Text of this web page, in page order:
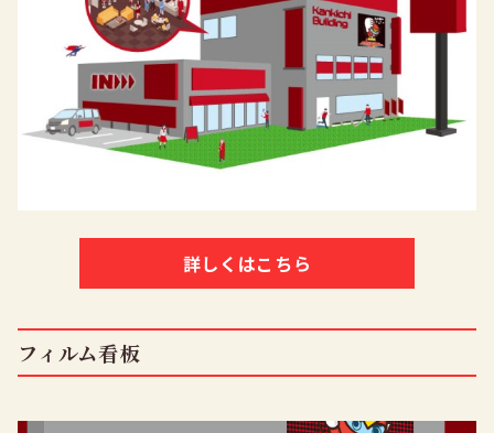
詳しくはこちら
フィルム看板